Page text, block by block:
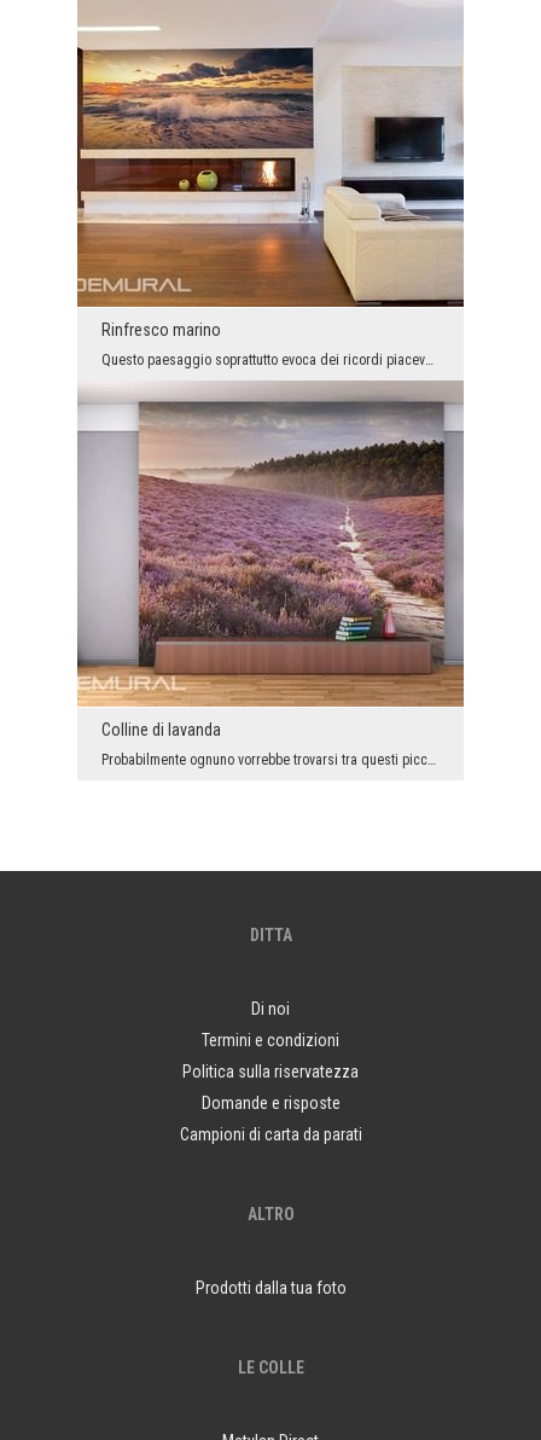
Rinfresco marino
Questo paesaggio soprattutto evoca dei ricordi piacevoli delle vacanze. Inoltre, la sua caratteri...
Colline di lavanda
Probabilmente ognuno vorrebbe trovarsi tra questi piccoli fiori di lavanda. Hanno l’aspetto e l’o...
DITTA
Di noi
Termini e condizioni
Politica sulla riservatezza
Domande e risposte
Campioni di carta da parati
ALTRO
Prodotti dalla tua foto
LE COLLE